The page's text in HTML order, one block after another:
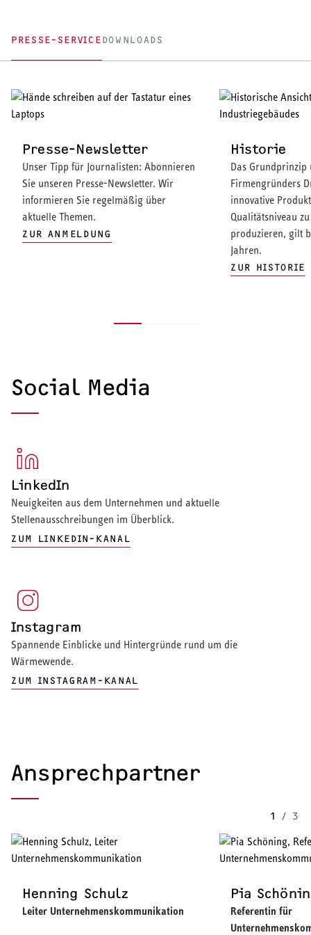
PRESSE-SERVICEDOWNLOADS
Presse-Newsletter
Unser Tipp für Journalisten: Abonnieren
Sie unseren Presse-Newsletter. Wir
informieren Sie regelmäßig über
aktuelle Themen.
ZUR ANMELDUNG
Historie
Das Grundprinzip
Firmengründers
innovative
Qualitätsniveau
produzieren, gilt
Jahren.
ZUR HISTORIE
Zahlen, Daten, Fakten
Für Sie zusammengefasst:
Social Media
LinkedIn
Neuigkeiten aus dem Unternehmen und aktuelle
Stellenausschreibungen im Überblick.
ZUM LINKEDIN-KANAL
Instagram
Spannende Einblicke und Hintergründe rund um die
Wärmewende.
ZUM INSTAGRAM-KANAL
Ansprechpartner
1 / 3
Henning Schulz
Leiter Unternehmenskommunikation
Pia
Referentin für